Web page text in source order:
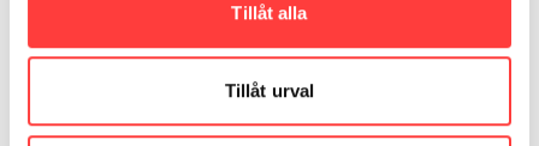
Tillåt alla
Tillåt urval